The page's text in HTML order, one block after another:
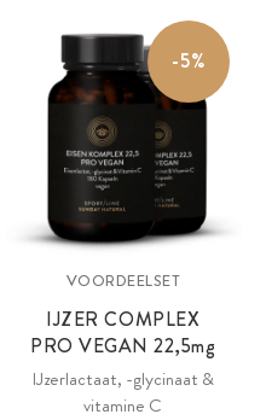
-5%
VOORDEELSET
IJZER COMPLEX
PRO VEGAN 22,5mg
IJzerlactaat, -glycinaat &
vitamine C